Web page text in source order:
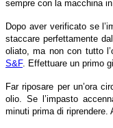
sempre con la macchina
Dopo aver verificato se
staccare perfettamente
oliato, ma non con tutto
S&F. Effettuare un primo
Far riposare per un’ora
olio. Se l’impasto
minuti prima di riprendere.